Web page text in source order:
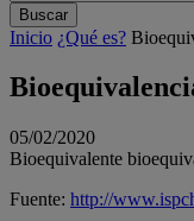
Buscar
Inicio ¿Qué es?
05/02/2020
Bioequivalente
Fuente: http://